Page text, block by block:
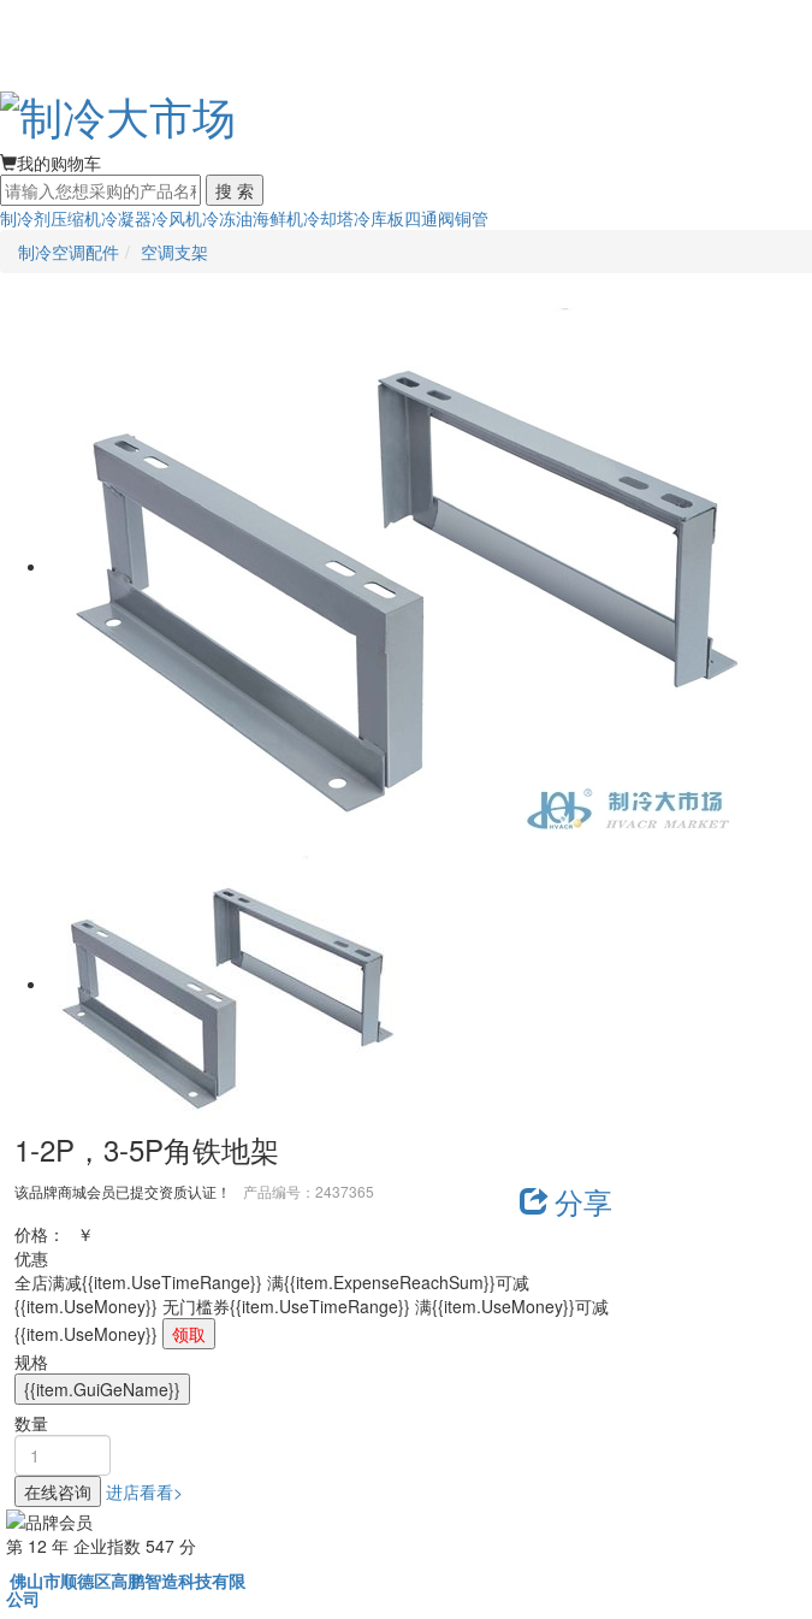
我的购物车
搜 索
制冷剂压缩机冷凝器冷风机冷冻油海鲜机冷却塔冷库板四通阀铜管
制冷空调配件
空调支架
1-2P，3-5P角铁地架
该品牌商城会员已提交资质认证！ 产品编号：2437365 分享
价格：
￥
优惠
全店满减{{item.UseTimeRange}} 满{{item.ExpenseReachSum}}可减
{{item.UseMoney}} 无门槛券{{item.UseTimeRange}} 满{{item.UseMoney}}可减
{{item.UseMoney}}
领取
规格
{{item.GuiGeName}}
数量
在线咨询 进店看看>
第 12 年 企业指数 547 分
佛山市顺德区高鹏智造科技有限
公司